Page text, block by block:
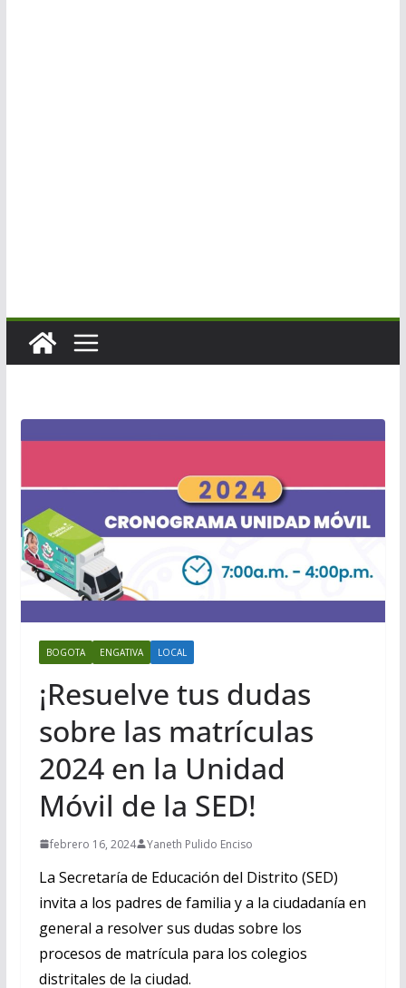
BOGOTA ENGATIVA LOCAL
¡Resuelve tus dudas
sobre las matrículas
2024 en la Unidad
Móvil de la SED!
febrero 16, 2024 Yaneth Pulido Enciso
La Secretaría de Educación del Distrito (SED)
invita a los padres de familia y a la ciudadanía en
general a resolver sus dudas sobre los
procesos de matrícula para los colegios
distritales de la ciudad.